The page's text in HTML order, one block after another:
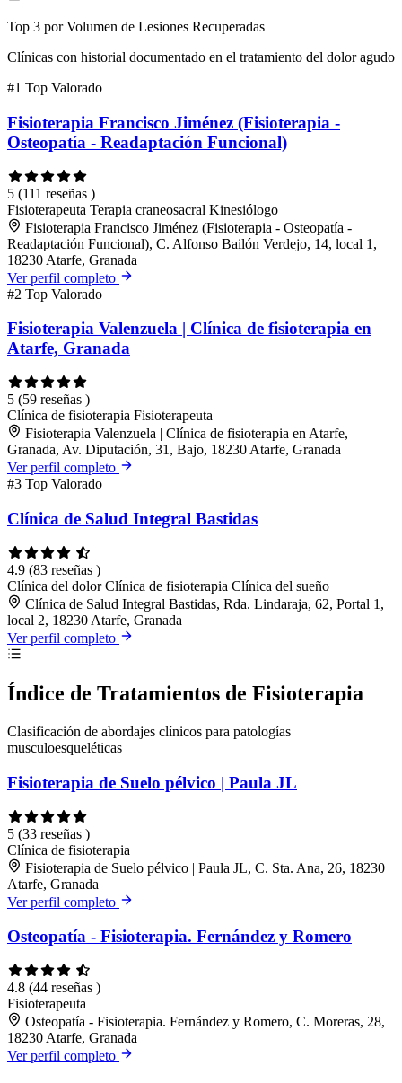
Top 3 por Volumen de Lesiones Recuperadas
Clínicas con historial documentado en el tratamiento del dolor agudo
#1 Top Valorado
Fisioterapia Francisco Jiménez (Fisioterapia -
Osteopatía - Readaptación Funcional)
5 (111 reseñas )
Fisioterapeuta Terapia craneosacral Kinesiólogo
Fisioterapia Francisco Jiménez (Fisioterapia - Osteopatía -
Readaptación Funcional), C. Alfonso Bailón Verdejo, 14, local 1,
18230 Atarfe, Granada
Ver perfil completo
#2 Top Valorado
Fisioterapia Valenzuela | Clínica de fisioterapia en
Atarfe, Granada
5 (59 reseñas )
Clínica de fisioterapia Fisioterapeuta
Fisioterapia Valenzuela | Clínica de fisioterapia en Atarfe,
Granada, Av. Diputación, 31, Bajo, 18230 Atarfe, Granada
Ver perfil completo
#3 Top Valorado
Clínica de Salud Integral Bastidas
4.9 (83 reseñas )
Clínica del dolorClínica de fisioterapia Clínica del sueño
Clínica de Salud Integral Bastidas, Rda. Lindaraja, 62, Portal 1,
local 2, 18230 Atarfe, Granada
Ver perfil completo
Índice de Tratamientos de Fisioterapia
Clasificación de abordajes clínicos para patologías
musculoesqueléticas
Fisioterapia de Suelo pélvico | Paula JL
5 (33 reseñas )
Clínica de fisioterapia
Fisioterapia de Suelo pélvico | Paula JL, C. Sta. Ana, 26, 18230
Atarfe, Granada
Ver perfil completo
Osteopatía - Fisioterapia. Fernández y Romero
4.8 (44 reseñas )
Fisioterapeuta
Osteopatía - Fisioterapia. Fernández y Romero, C. Moreras, 28,
18230 Atarfe, Granada
Ver perfil completo